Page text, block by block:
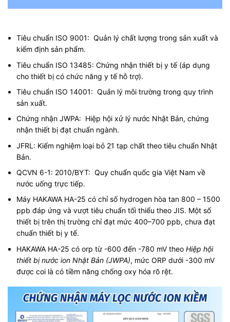
Tiêu chuẩn ISO 9001: Quản lý chất lượng trong sản xuất và
kiểm định sản phẩm.
Tiêu chuẩn ISO 13485: Chứng nhận thiết bị y tế (áp dụng
cho thiết bị có chức năng y tế hỗ trợ).
Tiêu chuẩn ISO 14001: Quản lý môi trường trong quy trình
sản xuất.
Chứng nhận JWPA: Hiệp hội xử lý nước Nhật Bản, chứng
nhận thiết bị đạt chuẩn ngành.
JFRL: Kiểm nghiệm loại bỏ 21 tạp chất theo tiêu chuẩn Nhật
Bản.
QCVN 6-1: 2010/BYT: Quy chuẩn quốc gia Việt Nam về
nước uống trực tiếp.
Máy HAKAWA HA-25 có chỉ số hydrogen hòa tan 800 – 1500
ppb đáp ứng và vượt tiêu chuẩn tối thiểu theo JIS. Một số
thiết bị trên thị trường chỉ đạt mức 400–700 ppb, chưa đạt
chuẩn thiết bị y tế.
HAKAWA HA-25 có orp từ -600 đến -780 mV theo Hiệp hội
thiết bị nước ion Nhật Bản (JWPA), mức ORP dưới -300 mV
được coi là có tiềm năng chống oxy hóa rõ rệt.